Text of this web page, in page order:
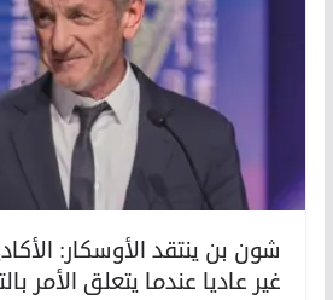
شون بن ينتقد الأوسكار:
غير عاديا عندما يتعلق الأمر